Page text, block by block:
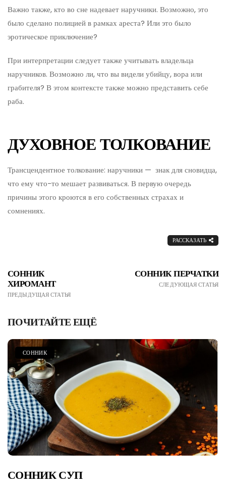
Важно также, кто во сне надевает наручники. Возможно, это
было сделано полицией в рамках ареста? Или это было
эротическое приключение?
При интерпретации следует также учитывать владельца
наручников. Возможно ли, что вы видели убийцу, вора или
грабителя? В этом контексте также можно представить себе
раба.
ДУХОВНОЕ ТОЛКОВАНИЕ
Трансцендентное толкование: наручники — знак для сновидца,
что ему что-то мешает развиваться. В первую очередь
причины этого кроются в его собственных страхах и
сомнениях.
РАССКАЗАТЬ
СОННИК
ХИРОМАНТ
ПРЕДЫДУЩАЯ СТАТЬЯ
СОННИК ПЕРЧАТКИ
СЛЕДУЮЩАЯ СТАТЬЯ
ПОЧИТАЙТЕ ЕЩЁ
СОННИК
СОННИК СУП